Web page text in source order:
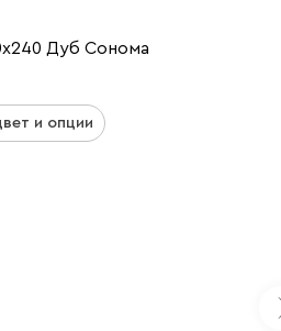
Дуб Сонома
и опции